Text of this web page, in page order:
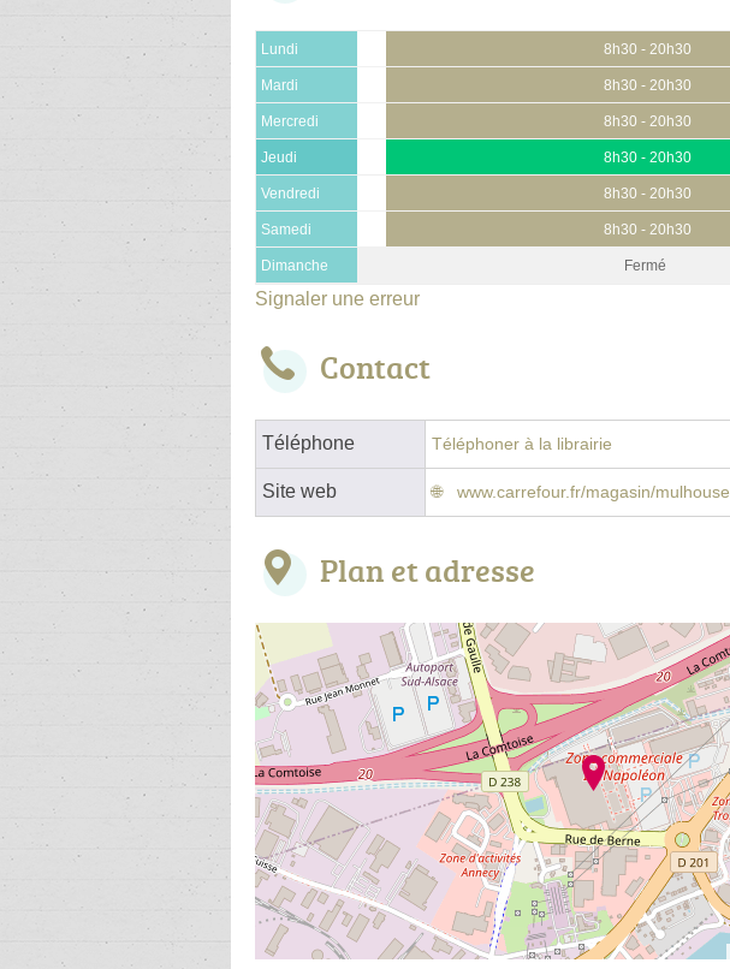
Lundi 8h30 - 20h30
Mardi 8h30 - 20h30
Mercredi 8h30 - 20h30
Jeudi 8h30 - 20h30
Vendredi 8h30 - 20h30
Samedi 8h30 - 20h30
Dimanche Fermé
Signaler une erreur
Contact
Téléphone Téléphoner à la librairie
Site web www.carrefour.fr/magasin/mulhouse
Plan et adresse